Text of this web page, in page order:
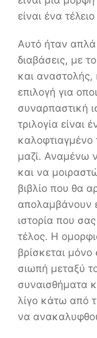
είναι ένα
Αυτό ήταν απλά
διαβάσεις, με
και αναστολής,
επιλογή για
συναρπαστική
τριλογία είναι
καλοφτιαγμένο
μαζί. Αναμένω
και να
βιβλίο που θα
απολαμβάνουν
ιστορία που
τέλος. Η
βρίσκεται μόνο
σιωπή μεταξύ
συναισθήματα
λίγο κάτω από
να